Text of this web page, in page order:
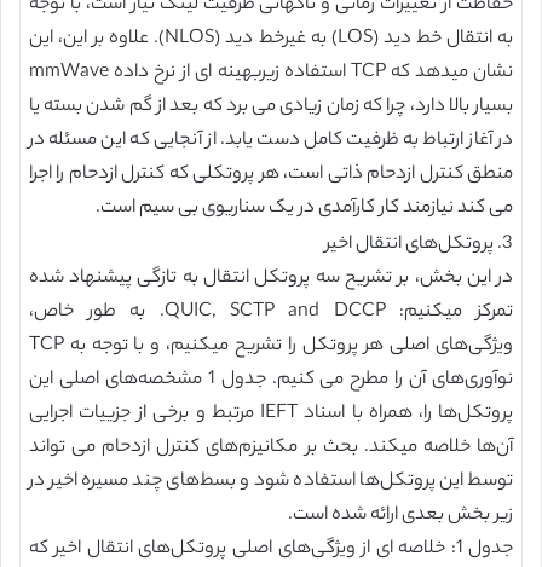
به انتقال خط دید (LOS) به غیرخط دید (NLOS). علاوه بر این، این
نشان میدهد که TCP استفاده زیربهینه ای از نرخ داده mmWave
بسیار بالا دارد، چرا که زمان زیادی می برد که بعد از گم شدن بسته یا
در آغاز ارتباط به ظرفیت کامل دست یابد. از آنجایی که این مسئله در
منطق کنترل ازدحام ذاتی است، هر پروتکلی که کنترل ازدحام را اجرا
می کند نیازمند کار کارآمدی در یک سناریوی بی سیم است.
3. پروتکل‌های انتقال اخیر
در این بخش، بر تشریح سه پروتکل انتقال به تازگی پیشنهاد شده
تمرکز میکنیم: QUIC, SCTP and DCCP. به طور خاص،
ویژگی‌های اصلی هر پروتکل را تشریح میکنیم، و با توجه به TCP
نوآوری‌های آن را مطرح می کنیم. جدول 1 مشخصه‌های اصلی این
پروتکل‌ها را، همراه با اسناد IEFT مرتبط و برخی از جزییات اجرایی
آن‌ها خلاصه میکند. بحث بر مکانیزم‌های کنترل ازدحام می تواند
توسط این پروتکل‌ها استفاده شود و بسط‌های چند مسیره اخیر در
زیر بخش بعدی ارائه شده است.
جدول 1: خلاصه ای از ویژگی‌های اصلی پروتکل‌های انتقال اخیر که